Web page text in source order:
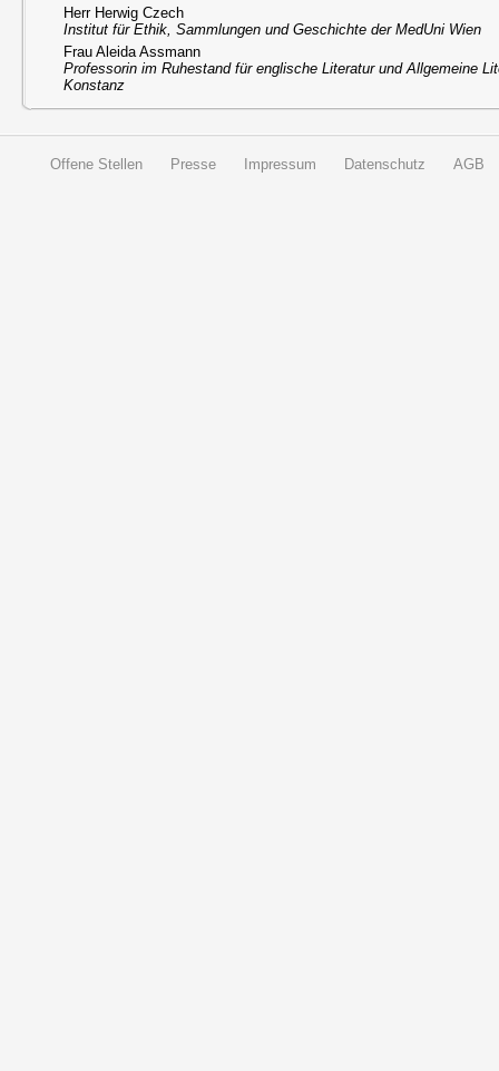
Herr Herwig Czech
Institut für Ethik, Sammlungen und Geschichte der MedUni Wien
Frau Aleida Assmann
Professorin im Ruhestand für englische Literatur und Allgemeine
Konstanz
Offene Stellen Presse Impressum Datenschutz AGB